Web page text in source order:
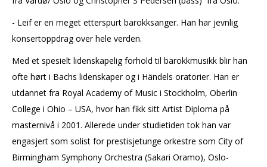
- Leif er en meget etterspurt barokksanger. Han har jevnlig
konsertoppdrag over hele verden.
Med et spesielt lidenskapelig forhold til barokkmusikk blir han
ofte hørt i Bachs lidenskaper og i Händels oratorier. Han er
utdannet fra Royal Academy of Music i Stockholm, Oberlin
College i Ohio – USA, hvor han fikk sitt Artist Diploma på
masternivå i 2001. Allerede under studietiden tok han var
engasjert som solist for prestisjetunge orkestre som City of
Birmingham Symphony Orchestra (Sakari Oramo), Oslo-